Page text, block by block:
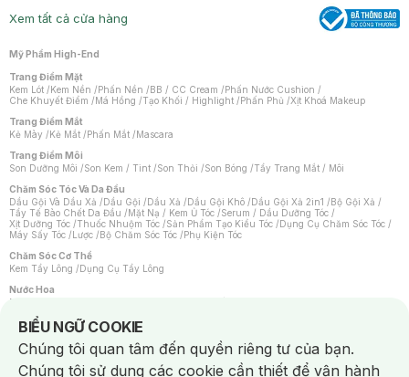
Xem tất cả cửa hàng
Mỹ Phẩm High-End
Trang Điểm Mặt
Kem Lót /Kem Nền /Phấn Nền /BB / CC Cream /Phấn Nước Cushion /
Che Khuyết Điểm /Má Hồng /Tạo Khối / Highlight /Phấn Phủ /Xịt Khoá Makeup
Trang Điểm Mắt
Kẻ Mày /Kẻ Mắt /Phấn Mắt /Mascara
Trang Điểm Môi
Son Dưỡng Môi /Son Kem / Tint /Son Thỏi /Son Bóng /Tẩy Trang Mắt / Môi
Chăm Sóc Tóc Và Da Đầu
Dầu Gội Và Dầu Xả /Dầu Gội /Dầu Xả /Dầu Gội Khô /Dầu Gội Xả 2in1 /Bộ Gội Xả /
Tẩy Tế Bào Chết Da Đầu /Mặt Nạ / Kem Ủ Tóc /Serum / Dầu Dưỡng Tóc /
Xịt Dưỡng Tóc /Thuốc Nhuộm Tóc /Sản Phẩm Tạo Kiểu Tóc /Dụng Cụ Chăm Sóc Tóc /
Máy Sấy Tóc /Lược /Bộ Chăm Sóc Tóc /Phụ Kiện Tóc
Chăm Sóc Cơ Thể
Kem Tẩy Lông /Dụng Cụ Tẩy Lông
Nước Hoa
Nước Hoa Nữ
Chăm Sóc Cá Nhân
Chống Muỗi /Khẩu Trang /Máy Massage/Mặt Nạ Xông Hơi /Nước Rửa Tay/
Sản Phẩm Chăm Sóc Khác /Bàn Chải Đánh Răng /Bàn Chải Điện/
Hỗ Trợ Trắng Răng/Kem Đánh Răng /Máy Tăm Nước/ Nước Súc Miệng/
BIỂU NGỮ COOKIE
Notice about cookies usage
Chúng tôi quan tâm đến quyền riêng tư của bạn.
Chúng tôi sử dụng các cookie cần thiết để vận hành